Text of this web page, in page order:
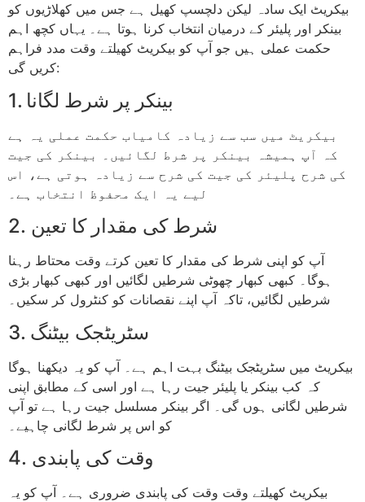
بیکریٹ ایک سادہ لیکن دلچسپ کھیل ہے جس میں کھلاڑیوں کو
بینکر اور پلیئر کے درمیان انتخاب کرنا ہوتا ہے۔ یہاں کچھ اہم
حکمت عملی ہیں جو آپ کو بیکریٹ کھیلتے وقت مدد فراہم
کریں گی:
1. بینکر پر شرط لگانا
بیکریٹ میں سب سے زیادہ کامیاب حکمت عملی یہ ہے
کہ آپ ہمیشہ بینکر پر شرط لگائیں۔ بینکر کی جیت
کی شرح پلیئر کی جیت کی شرح سے زیادہ ہوتی ہے، اس
لیے یہ ایک محفوظ انتخاب ہے۔
2. شرط کی مقدار کا تعین
آپ کو اپنی شرط کی مقدار کا تعین کرتے وقت محتاط رہنا
ہوگا۔ کبھی کبھار چھوٹی شرطیں لگائیں اور کبھی کبھار بڑی
شرطیں لگائیں، تاکہ آپ اپنے نقصانات کو کنٹرول کر سکیں۔
3. سٹریٹجک بیٹنگ
بیکریٹ میں سٹریٹجک بیٹنگ بہت اہم ہے۔ آپ کو یہ دیکھنا ہوگا
کہ کب بینکر یا پلیئر جیت رہا ہے اور اسی کے مطابق اپنی
شرطیں لگانی ہوں گی۔ اگر بینکر مسلسل جیت رہا ہے تو آپ
کو اس پر شرط لگانی چاہیے۔
4. وقت کی پابندی
بیکریٹ کھیلتے وقت وقت کی پابندی ضروری ہے۔ آپ کو یہ